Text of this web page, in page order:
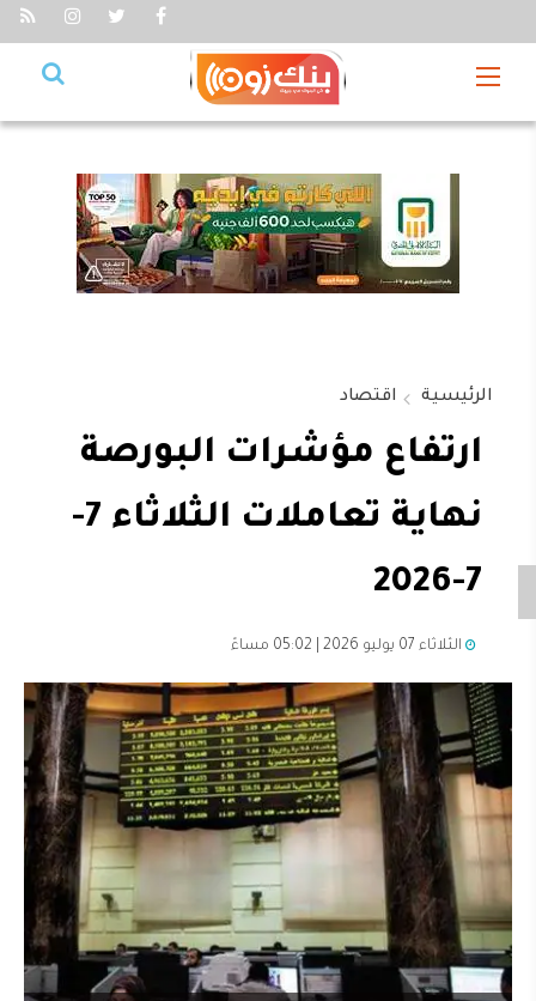
الرئيسية اقتصاد
ارتفاع مؤشرات البورصة
نهاية تعاملات الثلاثاء 7-
7-2026
الثلاثاء 07 يوليو 2026 | 05:02 مساءً